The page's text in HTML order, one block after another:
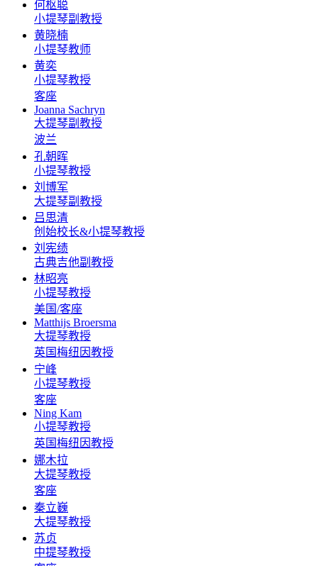
何枢聪
小提琴副教授
黄晓楠
小提琴教师
黄奕
小提琴教授
客座
Joanna Sachryn
大提琴副教授
波兰
孔朝晖
小提琴教授
刘博军
大提琴副教授
吕思清
创始校长&小提琴教授
刘宪绩
古典吉他副教授
林昭亮
小提琴教授
美国/客座
Matthijs Broersma
大提琴教授
英国梅纽因教授
宁峰
小提琴教授
客座
Ning Kam
小提琴教授
英国梅纽因教授
娜木拉
大提琴教授
客座
秦立巍
大提琴教授
苏贞
中提琴教授